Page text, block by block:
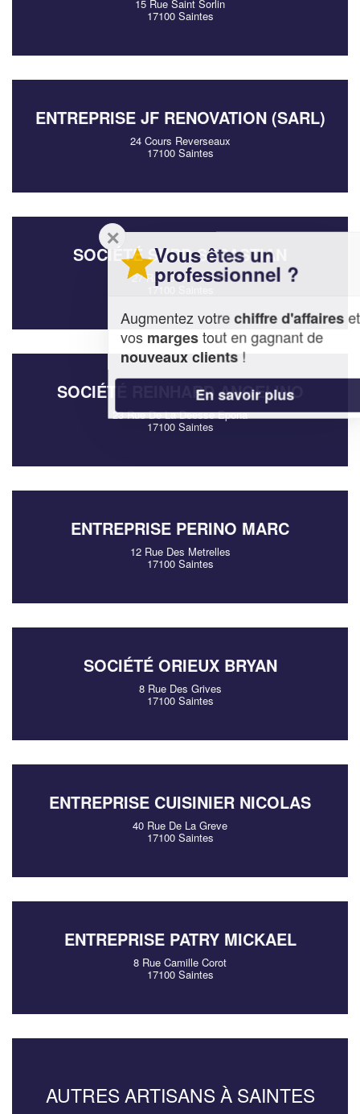
15 Rue Saint Sorlin
17100 Saintes
ENTREPRISE JF RENOVATION (SARL)
24 Cours Reverseaux
17100 Saintes
SOCIÉTÉ SURD SEBASTIAN
27 Rue Des Rochers
17100 Saintes
SOCIÉTÉ REINHARD ANGELINO
23 Rue De La Deesse Epona
17100 Saintes
ENTREPRISE PERINO MARC
12 Rue Des Metrelles
17100 Saintes
SOCIÉTÉ ORIEUX BRYAN
8 Rue Des Grives
17100 Saintes
ENTREPRISE CUISINIER NICOLAS
40 Rue De La Greve
17100 Saintes
ENTREPRISE PATRY MICKAEL
8 Rue Camille Corot
17100 Saintes
AUTRES ARTISANS À SAINTES
Vous êtes un
professionnel ?
Augmentez votrechiffre d'affaireset
vosmargestout en gagnant de
nouveaux clients!
En savoir plus